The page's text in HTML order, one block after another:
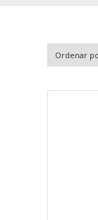
Ordenar